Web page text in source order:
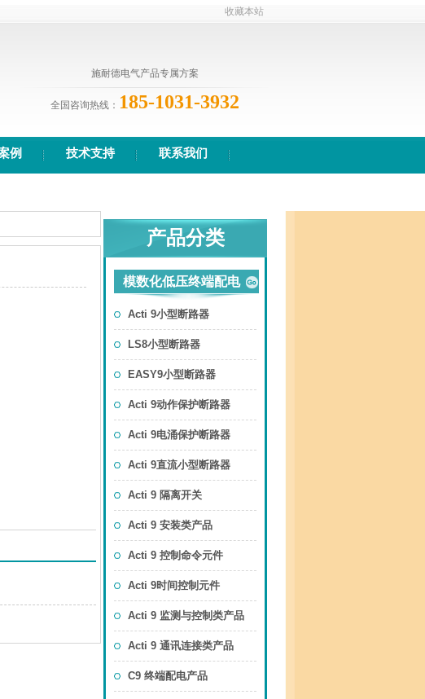
收藏本站
施耐德电气产品专属方案
全国咨询热线： 185-1031-3932
例 技术支持 联系我们
产品分类
模数化低压终端配电
Acti 9小型断路器
LS8小型断路器
EASY9小型断路器
Acti 9动作保护断路器
Acti 9电涌保护断路器
Acti 9直流小型断路器
Acti 9 隔离开关
Acti 9 安装类产品
Acti 9 控制命令元件
Acti 9时间控制元件
Acti 9 监测与控制类产品
Acti 9 通讯连接类产品
C9 终端配电产品